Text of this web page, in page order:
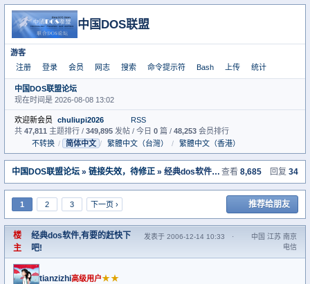
中国DOS联盟
游客
注册
登录 会员 网志 搜索 命令提示符 Bash 上传 统计
中国DOS联盟论坛
现在时间是 2026-08-08 13:02
欢迎新会员 chuliupi2026
RSS
共 47,811 主题排行 / 349,895 发帖 / 今日 0 篇 / 48,253 会员排行
不转换 / 简体中文 / 繁體中文（台灣） / 繁體中文（香港）
中国DOS联盟论坛 » 链接失效，待修正 » 经典dos软件,有要的赶快下吧! 查看 8,685 回复 34
1 2 3 下一页 › 推荐给朋友
楼
主
经典dos软件,有要的赶快下
吧!
发表于 2006-12-14 10:33 ·
中国 江苏 南京
电信
tianzizhi高级用户★★